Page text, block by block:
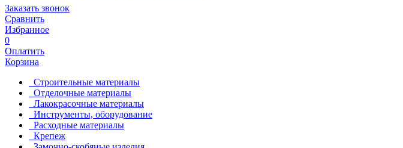
Заказать звонок
Сравнить
Избранное
0
Оплатить
Корзина
Строительные материалы
Отделочные материалы
Лакокрасочные материалы
Инструменты, оборудование
Расходные материалы
Крепеж